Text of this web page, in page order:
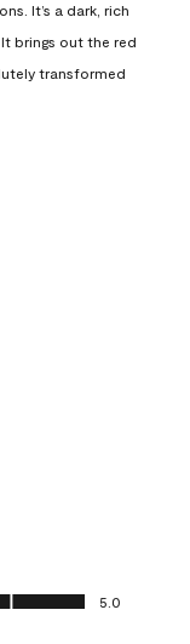
It’s a dark, rich
brings out the red
transformed
5.0